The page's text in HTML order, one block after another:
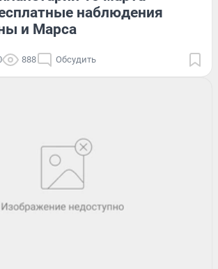
наблюдения
и Марса
888 Обсудить